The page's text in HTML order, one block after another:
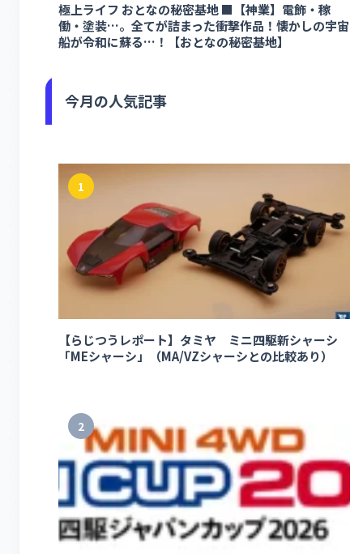
極上ライフ おとなの秘密基地 ■【神業】電飾・稼
働・塗装…。全てが詰まった衝撃作品！懐かしの宇宙
船が令和に蘇る…！【おとなの秘密基地】
今月の人気記事
1
【らじつうレポート】タミヤ ミニ四駆新シャーシ
「MEシャーシ」（MA/VZシャーシとの比較あり）
2